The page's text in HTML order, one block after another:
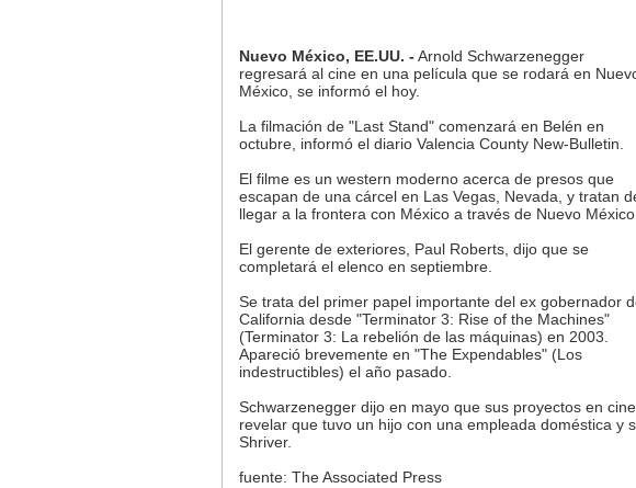
Nuevo México, EE.UU. - Arnold Schwarzenegger
regresará al cine en una película que se rodará en
México, se informó el hoy.
La filmación de "Last Stand" comenzará en Belén en
octubre, informó el diario Valencia County New-Bulletin.
El filme es un western moderno acerca de presos que
escapan de una cárcel en Las Vegas, Nevada, y tratan
llegar a la frontera con México a través de Nuevo México.
El gerente de exteriores, Paul Roberts, dijo que se
completará el elenco en septiembre.
Se trata del primer papel importante del ex gobernador
California desde "Terminator 3: Rise of the Machines"
(Terminator 3: La rebelión de las máquinas) en 2003.
Apareció brevemente en "The Expendables" (Los
indestructibles) el año pasado.
Schwarzenegger dijo en mayo que sus proyectos en
revelar que tuvo un hijo con una empleada doméstica y
Shriver.
fuente: The Associated Press